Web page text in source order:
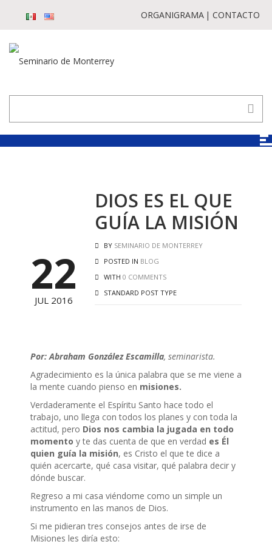
ORGANIGRAMA CONTACTO
22
JUL 2016
DIOS ES EL QUE
GUÍA LA MISIÓN
BY SEMINARIO DE MONTERREY
POSTED IN BLOG
WITH 0 COMMENTS
STANDARD POST TYPE
Por: Abraham González Escamilla, seminarista.
Agradecimiento es la única palabra que se me viene a
la mente cuando pienso en misiones.
Verdaderamente el Espíritu Santo hace todo el
trabajo, uno llega con todos los planes y con toda la
actitud, pero Dios nos cambia la jugada en todo
momento y te das cuenta de que en verdad es Él
quien guía la misión, es Cristo el que te dice a
quién acercarte, qué casa visitar, qué palabra decir y
dónde buscar.
Regreso a mi casa viéndome como un simple un
instrumento en las manos de Dios.
Si me pidieran tres consejos antes de irse de
Misiones les diría esto: